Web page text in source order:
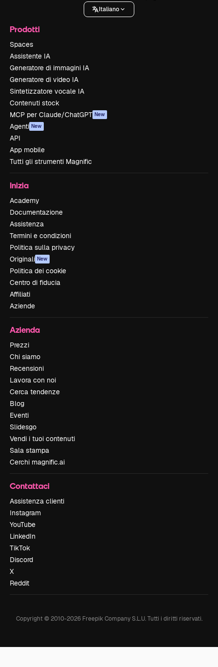
Italiano
Prodotti
Spaces
Assistente IA
Generatore di immagini IA
Generatore di video IA
Sintetizzatore vocale IA
Contenuti stock
MCP per Claude/ChatGPT New
Agenti New
API
App mobile
Tutti gli strumenti Magnific
Inizia
Academy
Documentazione
Assistenza
Termini e condizioni
Politica sulla privacy
Originali New
Politica dei cookie
Centro di fiducia
Affiliati
Aziende
Azienda
Prezzi
Chi siamo
Recensioni
Lavora con noi
Cerca tendenze
Blog
Eventi
Slidesgo
Vendi i tuoi contenuti
Sala stampa
Cerchi magnific.ai
Contattaci
Assistenza clienti
Instagram
YouTube
LinkedIn
TikTok
Discord
X
Reddit
Copyright © 2010-2026Freepik Company S.L.U. Tutti i diritti riservati.